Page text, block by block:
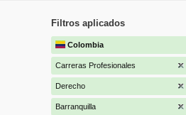
Filtros aplicados
Colombia
Carreras Profesionales
Derecho
Barranquilla